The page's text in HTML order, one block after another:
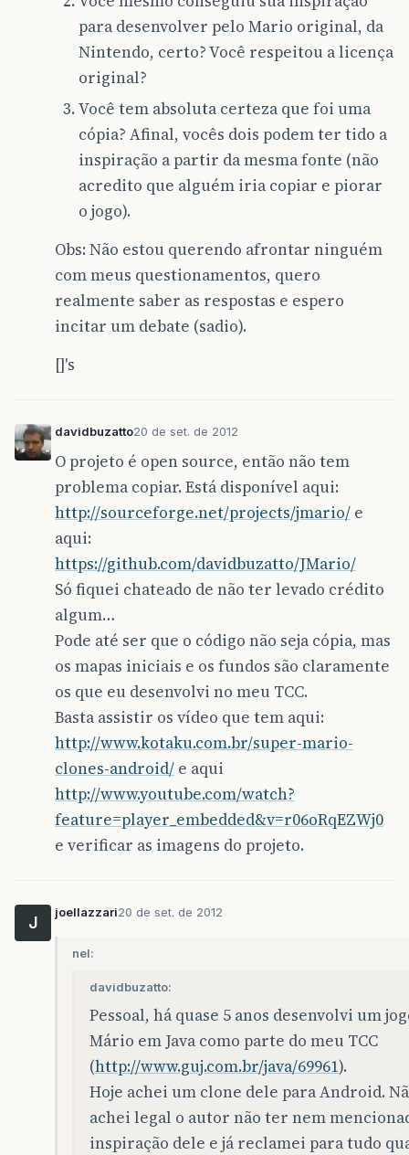
para desenvolver pelo Mario original, da
Nintendo, certo? Você respeitou a licença
original?
Você tem absoluta certeza que foi uma
cópia? Afinal, vocês dois podem ter tido a
inspiração a partir da mesma fonte (não
acredito que alguém iria copiar e piorar
o jogo).
Obs: Não estou querendo afrontar ninguém
com meus questionamentos, quero
realmente saber as respostas e espero
incitar um debate (sadio).
[]'s
davidbuzatto20 de set. de 2012
O projeto é open source, então não tem
problema copiar. Está disponível aqui:
http://sourceforge.net/projects/jmario/ e
aqui:
https://github.com/davidbuzatto/JMario/
Só fiquei chateado de não ter levado crédito
algum…
Pode até ser que o código não seja cópia, mas
os mapas iniciais e os fundos são claramente
os que eu desenvolvi no meu TCC.
Basta assistir os vídeo que tem aqui:
http://www.kotaku.com.br/super-mario-
clones-android/ e aqui
http://www.youtube.com/watch?
feature=player_embedded&v=r06oRqEZWj0
e verificar as imagens do projeto.
J
joellazzari20 de set. de 2012
nel:
davidbuzatto:
Pessoal, há quase 5 anos desenvolvi um
Mário em Java como parte do meu TCC
(http://www.guj.com.br/java/69961).
Hoje achei um clone dele para Android.
achei legal o autor não ter nem
inspiração dele e já reclamei para tudo